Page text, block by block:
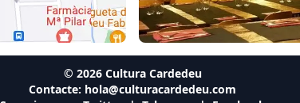
© 2026Cultura Cardedeu
Contacte: hola@culturacardedeu.com